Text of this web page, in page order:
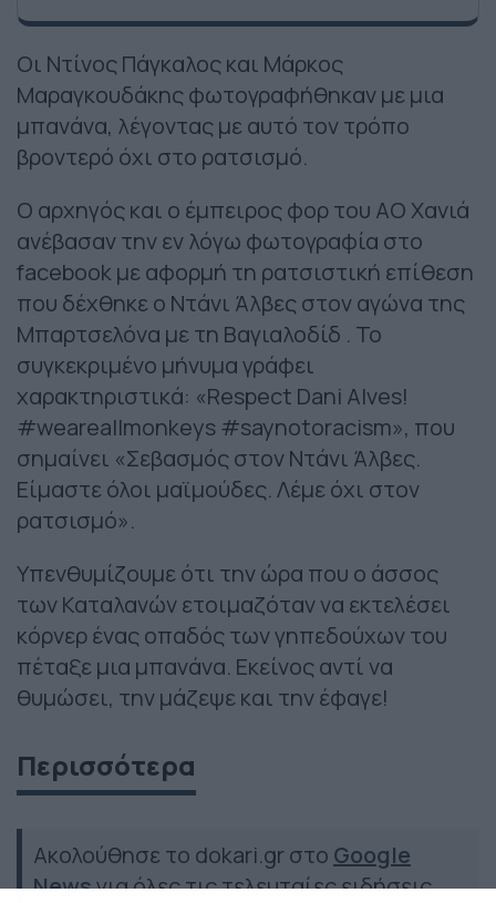
Οι Ντίνος Πάγκαλος και Μάρκος
Μαραγκουδάκης φωτογραφήθηκαν με μια
μπανάνα, λέγοντας με αυτό τον τρόπο
βροντερό όχι στο ρατσισμό.
Ο αρχηγός και ο έμπειρος φορ του ΑΟ Χανιά
ανέβασαν την εν λόγω φωτογραφία στο
facebook με αφορμή τη ρατσιστική επίθεση
που δέχθηκε ο Ντάνι Άλβες στον αγώνα της
Μπαρτσελόνα με τη Βαγιαλοδίδ . Το
συγκεκριμένο μήνυμα γράφει
χαρακτηριστικά: «Respect Dani Alves!
#weareallmonkeys #saynotoracism», που
σημαίνει «Σεβασμός στον Ντάνι Άλβες.
Είμαστε όλοι μαϊμούδες. Λέμε όχι στον
ρατσισμό».
Υπενθυμίζουμε ότι την ώρα που ο άσσος
των Καταλανών ετοιμαζόταν να εκτελέσει
κόρνερ ένας οπαδός των γηπεδούχων του
πέταξε μια μπανάνα. Εκείνος αντί να
θυμώσει, την μάζεψε και την έφαγε!
Περισσότερα
Ακολούθησε το dokari.gr στο Google
Newsγια όλες τις τελευταίες ειδήσεις